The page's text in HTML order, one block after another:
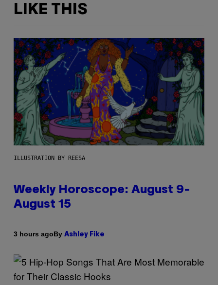
LIKE THIS
ILLUSTRATION BY REESA
Weekly Horoscope: August 9-
August 15
3 hours agoBy Ashley Fike